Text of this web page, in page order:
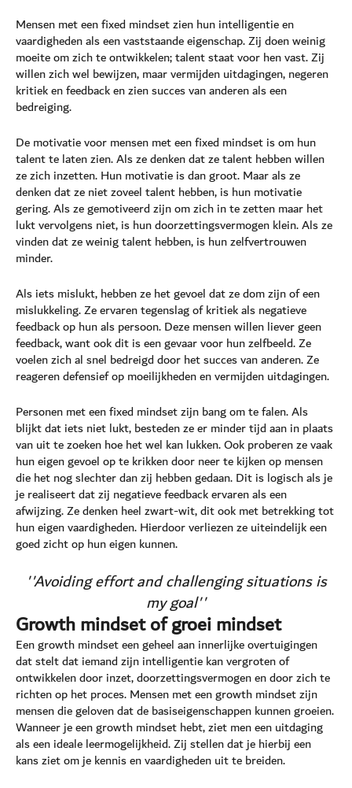
Mensen met een fixed mindset zien hun intelligentie en
vaardigheden als een vaststaande eigenschap. Zij doen weinig
moeite om zich te ontwikkelen; talent staat voor hen vast. Zij
willen zich wel bewijzen, maar vermijden uitdagingen, negeren
kritiek en feedback en zien succes van anderen als een
bedreiging.
De motivatie voor mensen met een fixed mindset is om hun
talent te laten zien. Als ze denken dat ze talent hebben willen
ze zich inzetten. Hun motivatie is dan groot. Maar als ze
denken dat ze niet zoveel talent hebben, is hun motivatie
gering. Als ze gemotiveerd zijn om zich in te zetten maar het
lukt vervolgens niet, is hun doorzettingsvermogen klein. Als ze
vinden dat ze weinig talent hebben, is hun zelfvertrouwen
minder.
Als iets mislukt, hebben ze het gevoel dat ze dom zijn of een
mislukkeling. Ze ervaren tegenslag of kritiek als negatieve
feedback op hun als persoon. Deze mensen willen liever geen
feedback, want ook dit is een gevaar voor hun zelfbeeld. Ze
voelen zich al snel bedreigd door het succes van anderen. Ze
reageren defensief op moeilijkheden en vermijden uitdagingen.
Personen met een fixed mindset zijn bang om te falen. Als
blijkt dat iets niet lukt, besteden ze er minder tijd aan in plaats
van uit te zoeken hoe het wel kan lukken. Ook proberen ze vaak
hun eigen gevoel op te krikken door neer te kijken op mensen
die het nog slechter dan zij hebben gedaan. Dit is logisch als je
je realiseert dat zij negatieve feedback ervaren als een
afwijzing. Ze denken heel zwart-wit, dit ook met betrekking tot
hun eigen vaardigheden. Hierdoor verliezen ze uiteindelijk een
goed zicht op hun eigen kunnen.
''Avoiding effort and challenging situations is
my goal''
Growth mindset of groei mindset
Een growth mindset een geheel aan innerlijke overtuigingen
dat stelt dat iemand zijn intelligentie kan vergroten of
ontwikkelen door inzet, doorzettingsvermogen en door zich te
richten op het proces. Mensen met een growth mindset zijn
mensen die geloven dat de basiseigenschappen kunnen groeien.
Wanneer je een growth mindset hebt, ziet men een uitdaging
als een ideale leermogelijkheid. Zij stellen dat je hierbij een
kans ziet om je kennis en vaardigheden uit te breiden.